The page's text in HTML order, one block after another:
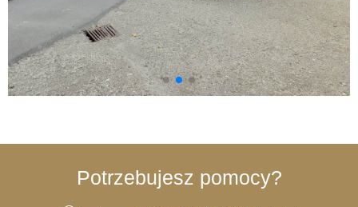
Rodziną
Potrzebujesz pomocy?